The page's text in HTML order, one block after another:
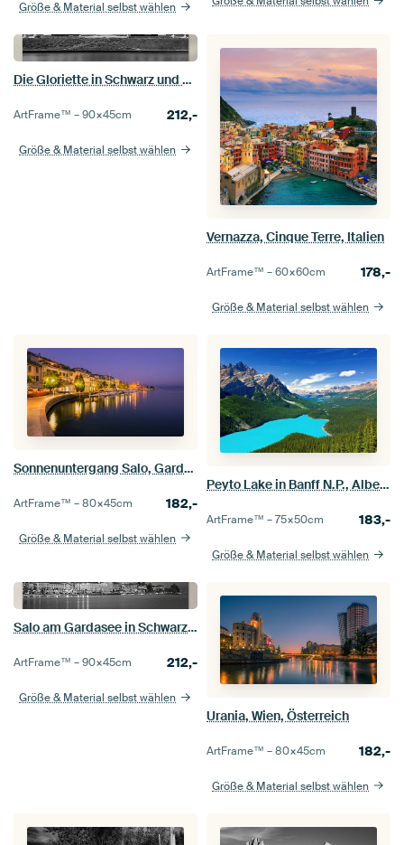
Größe & Material selbst wählen
Die Gloriette in Schwarz und Weiß, Schloss Schönbrunn, Wien
ArtFrame™ –90×45cm 212,-
Größe & Material selbst wählen
Vernazza, Cinque Terre, Italien
ArtFrame™ –60×60cm 178,-
Größe & Material selbst wählen
Sonnenuntergang Salo, Gardasee, Italien
ArtFrame™ –80×45cm 182,-
Größe & Material selbst wählen
Peyto Lake in Banff N.P., Alberta, Kanada
ArtFrame™ –75×50cm 183,-
Größe & Material selbst wählen
Salo am Gardasee in Schwarz und Weiß
ArtFrame™ –90×45cm 212,-
Größe & Material selbst wählen
Urania, Wien, Österreich
ArtFrame™ –80×45cm 182,-
Größe & Material selbst wählen